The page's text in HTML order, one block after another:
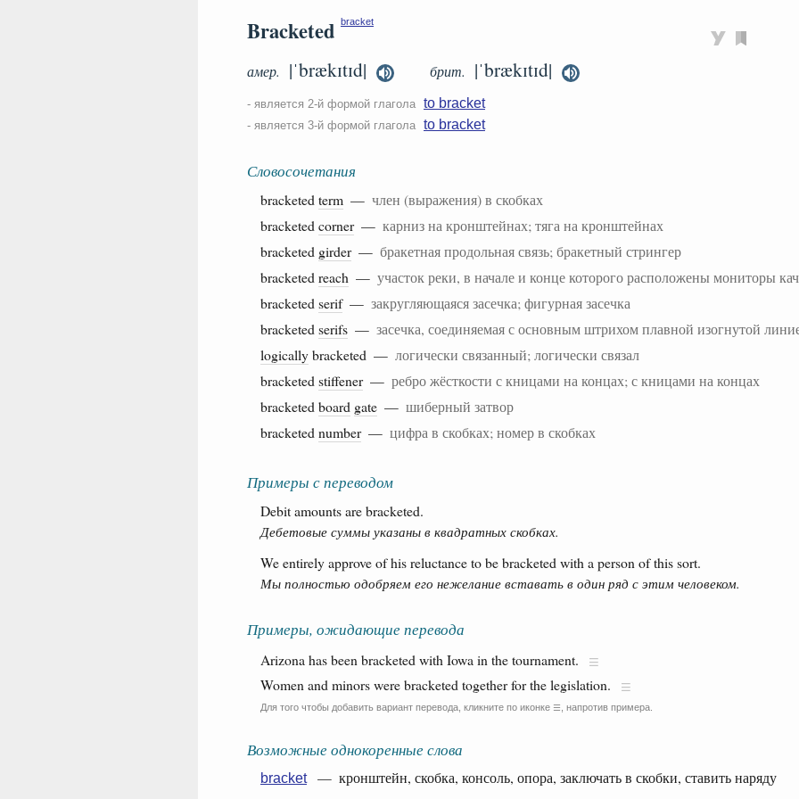
Bracketed bracket
амер. |ˈbrækɪtɪd| брит. |ˈbrækɪtɪd|
- является 2-й формой глагола to bracket
- является 3-й формой глагола to bracket
Словосочетания
bracketed term — член (выражения) в скобках
bracketed corner— карниз на кронштейнах; тяга на кронштейнах
bracketed girder— бракетная продольная связь; бракетный стрингер
bracketed reach — участок реки, в начале и конце которого расположены мониторы
bracketed serif— закругляющаяся засечка; фигурная засечка
bracketed serifs — засечка, соединяемая с основным штрихом плавной изогнутой
logicallybracketed — логически связанный; логически связал
bracketed stiffener— ребро жёсткости с кницами на концах; с кницами на концах
bracketed board gate — шиберный затвор
bracketed number— цифра в скобках; номер в скобках
Примеры с переводом
Debit amounts are bracketed.
Дебетовые суммы указаны в квадратных скобках.
We entirely approve of his reluctance to be bracketed with a person of this sort.
Мы полностью одобряем его нежелание вставать в один ряд с этим человеком.
Примеры, ожидающие перевода
Arizona has been bracketed with Iowa in the tournament.
Women and minors were bracketed together for the legislation.
Для того чтобы добавить вариант перевода, кликните по иконке ☰ , напротив примера.
Возможные однокоренные слова
bracket— кронштейн, скобка, консоль, опора, заключать в скобки, ставить наряду